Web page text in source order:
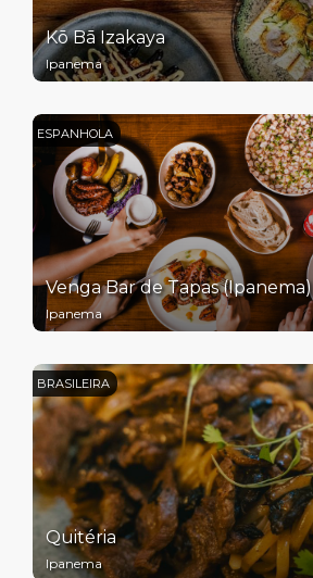
Kō Bā Izakaya
Ipanema
ESPANHOLA
Venga Bar de Tapas (Ipanema)
Ipanema
BRASILEIRA
Quitéria
Ipanema